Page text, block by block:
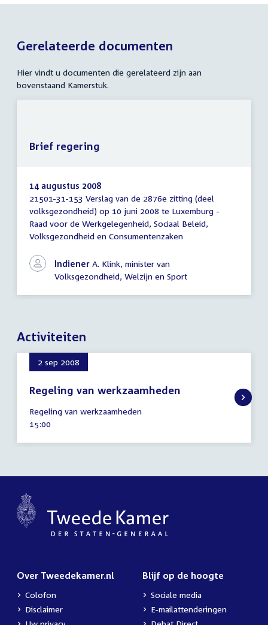
Gerelateerde documenten
Hier vindt u documenten die gerelateerd zijn aan
bovenstaand Kamerstuk.
Brief
regering
14 augustus 2008
21501-31-153 Verslag van de 2876e zitting (deel
volksgezondheid) op 10 juni 2008 te Luxemburg -
Raad voor de Werkgelegenheid, Sociaal Beleid,
Volksgezondheid en Consumentenzaken
Indiener A. Klink, minister van
Volksgezondheid, Welzijn en Sport
Brief regering
Activiteiten
2 sep 2008
Regeling van werkzaamheden
september
2008
Regeling van werkzaamheden
Tijd
15:00
Over Tweedekamer.nl
Colofon
Disclaimer
Blijf op de hoogte
Sociale media
E-mailattenderingen